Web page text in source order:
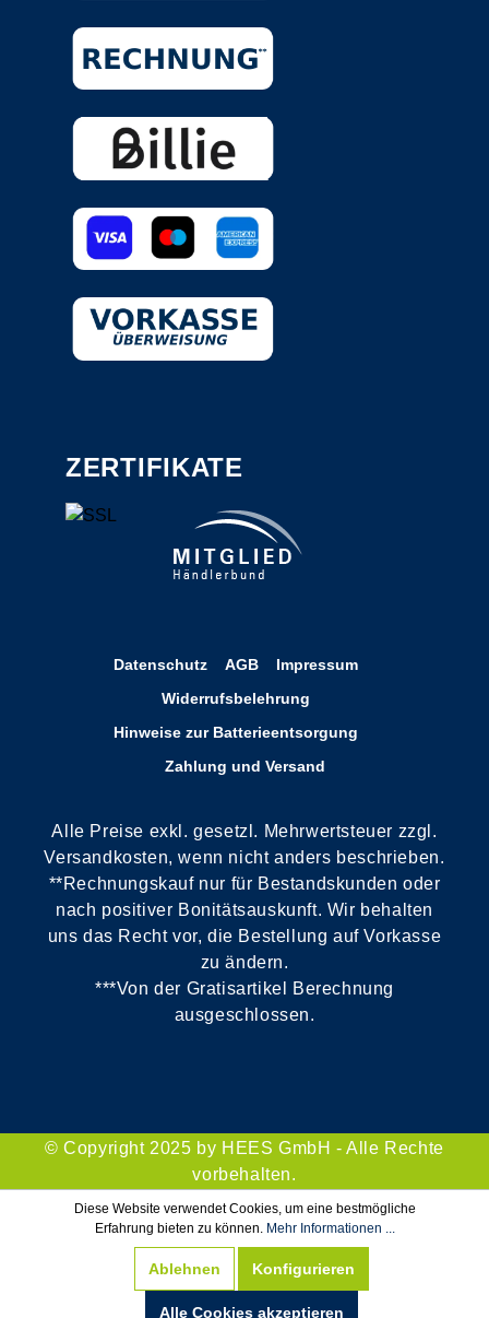
ZERTIFIKATE
Datenschutz AGB
Impressum
Widerrufsbelehrung
Hinweise zur Batterieentsorgung
Zahlung und Versand
Alle Preise exkl. gesetzl. Mehrwertsteuer zzgl.
Versandkosten, wenn nicht anders beschrieben.
**Rechnungskauf nur für Bestandskunden oder
nach positiver Bonitätsauskunft. Wir behalten
uns das Recht vor, die Bestellung auf Vorkasse
zu ändern.
***Von der Gratisartikel Berechnung
ausgeschlossen.
© Copyright 2025 by HEES GmbH - Alle Rechte
vorbehalten.
Diese Website verwendet Cookies, um eine bestmögliche
Erfahrung bieten zu können. Mehr Informationen ...
Ablehnen Konfigurieren
Alle Cookies akzeptieren